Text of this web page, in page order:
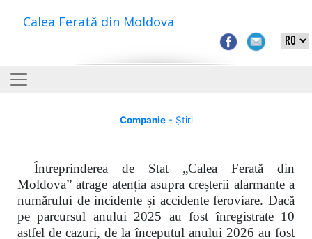
Calea Ferată din Moldova
Companie- Știri
Întreprinderea de Stat „Calea Ferată din
Moldova” atrage atenția asupra creșterii alarmante a
numărului de incidente și accidente feroviare. Dacă
pe parcursul anului 2025 au fost înregistrate 10
astfel de cazuri, de la începutul anului 2026 au fost